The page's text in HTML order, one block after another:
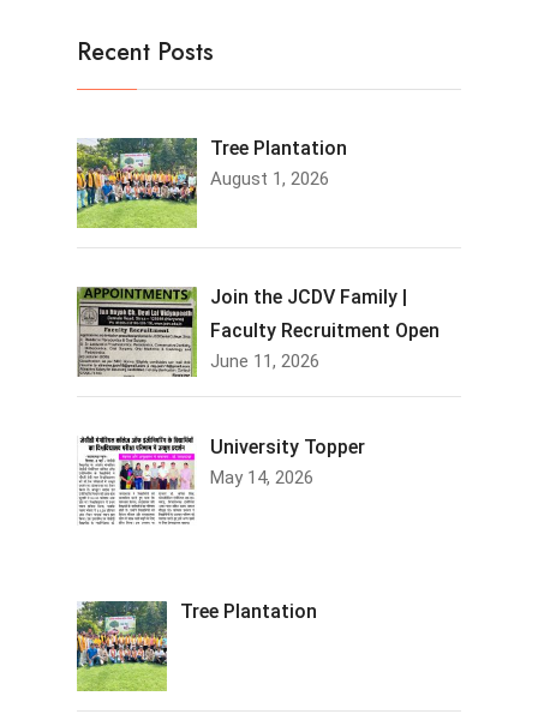
Recent Posts
Tree Plantation
August 1, 2026
Join the JCDV Family |
Faculty Recruitment Open
June 11, 2026
University Topper
May 14, 2026
Tree Plantation